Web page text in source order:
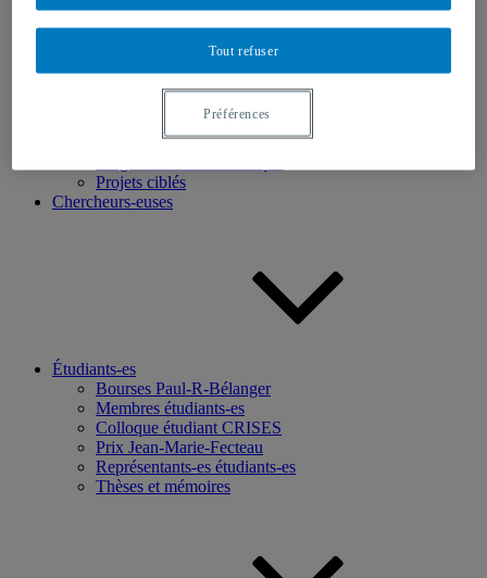
Axes de recherche
Base de données
Projets ciblés
Chercheurs-euses
Étudiants-es
Bourses Paul-R-Bélanger
Membres étudiants-es
Colloque étudiant CRISES
Prix Jean-Marie-Fecteau
Représentants-es étudiants-es
Thèses et mémoires
Tout refuser
Préférences